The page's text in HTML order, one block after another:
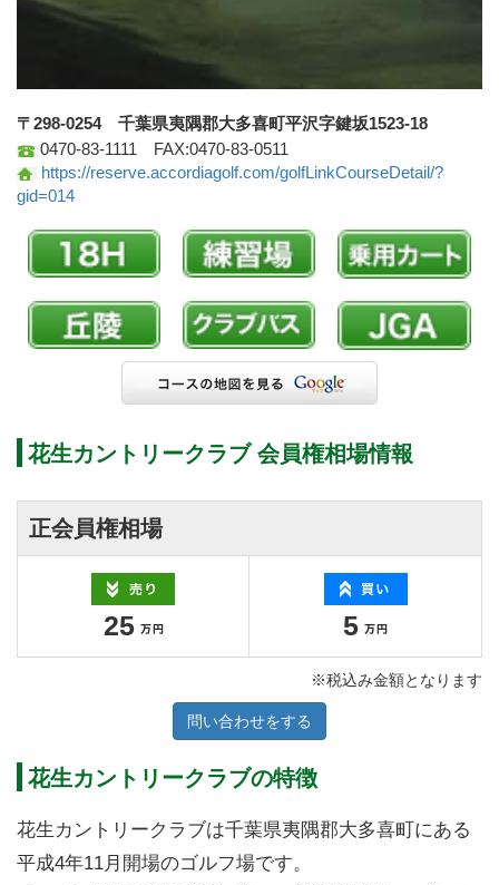
〒298-0254 千葉県夷隅郡大多喜町平沢字鍵坂1523-18
0470-83-1111 FAX:0470-83-0511
https://reserve.accordiagolf.com/golfLinkCourseDetail/?
gid=014
花生カントリークラブ 会員権相場情報
正会員権相場
25 5
※税込み金額となります
問い合わせをする
花生カントリークラブの特徴
花生カントリークラブは千葉県夷隅郡大多喜町にある
平成4年11月開場のゴルフ場です。